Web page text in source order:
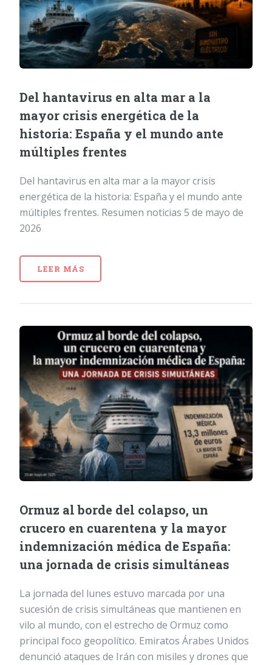
Del hantavirus en alta mar a la
mayor crisis energética de la
historia: España y el mundo ante
múltiples frentes
Del hantavirus en alta mar a la mayor crisis
energética de la historia: España y el mundo ante
múltiples frentes. Resumen noticias 5 de mayo de
2026
LEER MÁS
Ormuz al borde del colapso, un
crucero en cuarentena y la mayor
indemnización médica de España:
una jornada de crisis simultáneas
La jornada del lunes estuvo marcada por una
sucesión de crisis simultáneas que mantienen en
vilo al mundo, con el estrecho de Ormuz como
principal foco geopolítico. Emiratos Árabes Unidos
denunció ataques de Irán con misiles y drones que